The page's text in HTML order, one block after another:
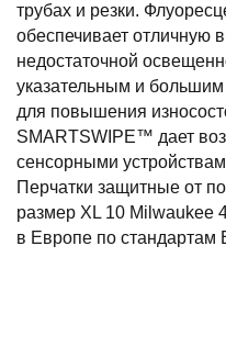
трубах и резки.
обеспечивает отличную
недостаточной
указательным и
для повышения
SMARTSWIPE™ дает
сенсорными
Перчатки защитные от
размер XL 10 Milwaukee
в Европе по стандартам